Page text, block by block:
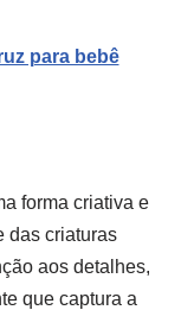
para bebê
forma criativa e
das criaturas
aos detalhes,
que captura a